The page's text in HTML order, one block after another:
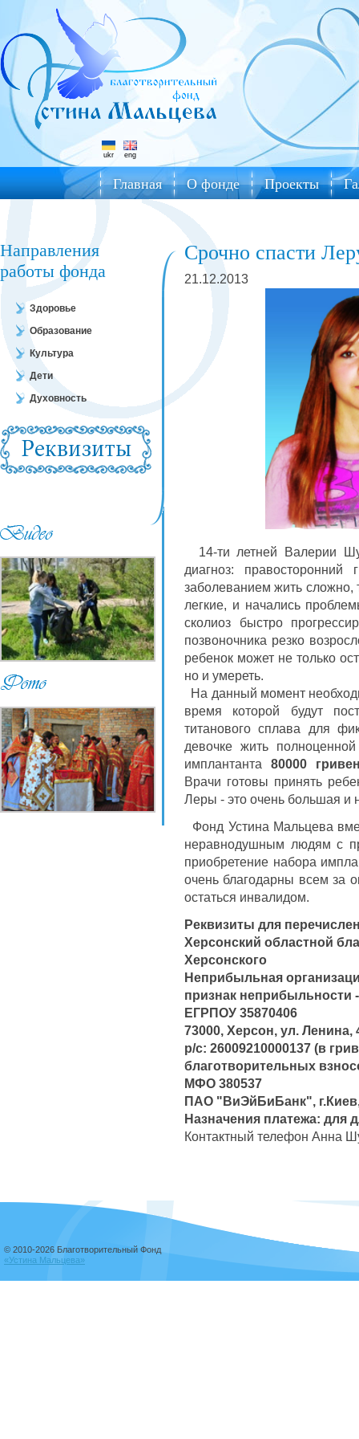
ukr eng
Главная О фонде Проекты
Направления
работы фонда
Здоровье
Образование
Культура
Дети
Духовность
Срочно спасти
21.12.2013
14-ти летней Валерии
диагноз:
заболеванием жить сложно,
легкие, и начались
сколиоз быстро
позвоночника резко
ребенок может не только
но и умереть.
На данный момент
время которой будут
титанового сплава для
девочке жить
имплантанта80000
Врачи готовы принять
Леры - это очень большая и
Фонд Устина Мальцева
неравнодушным людям с
приобретение набора
очень благодарны всем за
остаться инвалидом.
Реквизиты для
Херсонский областной
Херсонского
Неприбыльная
признак неприбыльности
ЕГРПОУ 35870406
73000, Херсон, ул.
р/с: 26009210000137 (в
благотворительных
МФО 380537
ПАО "ВиЭйБиБанк",
Назначения платежа: для
Контактный телефон Анна
© 2010-2026 Благотворительный Фонд
«Устина Мальцева»